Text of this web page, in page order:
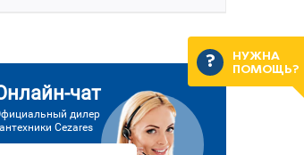
чат
дилер
Cezares
НУЖНА
ПОМОЩЬ?